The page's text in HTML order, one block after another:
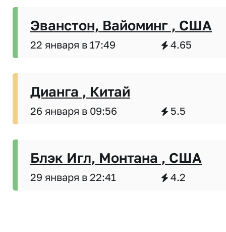
Эванстон, Вайоминг , США
22 января в 17:49 4.65
Дианга , Китай
26 января в 09:56 5.5
Блэк Игл, Монтана , США
29 января в 22:41 4.2